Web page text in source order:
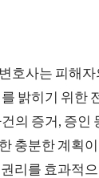
호사는 피해
밝히기 위한
의 증거, 증인
충분한 계획
리를 효과적